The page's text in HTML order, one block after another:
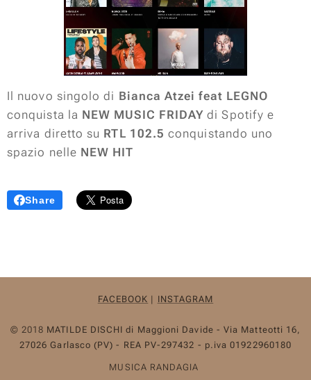
Il nuovo singolo di Bianca Atzei feat LEGNO
conquista la NEW MUSIC FRIDAY di Spotify e
arriva diretto su RTL 102.5 conquistando uno
spazio nelle NEW HIT
Share
FACEBOOK | INSTAGRAM
© 2018 MATILDE DISCHI di Maggioni Davide - Via Matteotti 16,
27026 Garlasco (PV) - REA PV-297432 - p.iva 01922960180
MUSICA RANDAGIA